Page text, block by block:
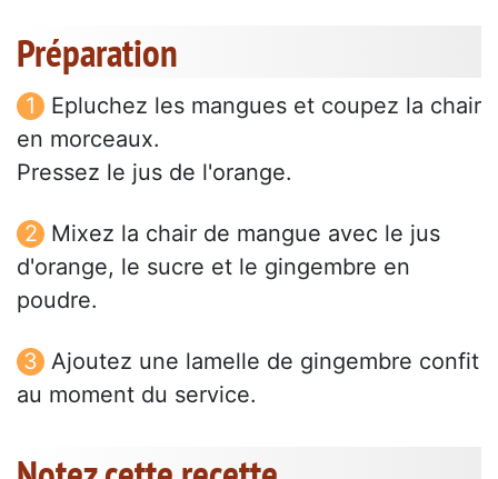
Préparation
Epluchez les mangues et coupez la chair
en morceaux.
Pressez le jus de l'orange.
Mixez la chair de mangue avec le jus
d'orange, le sucre et le gingembre en
poudre.
Ajoutez une lamelle de gingembre confit
au moment du service.